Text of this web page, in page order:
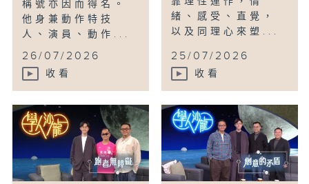
稱號亦因而得名。
他身兼動作特技
人、演員、動作...
26/07/2026
收看
緒、感受、直覺，
以及同理心來塑...
25/07/2026
收看